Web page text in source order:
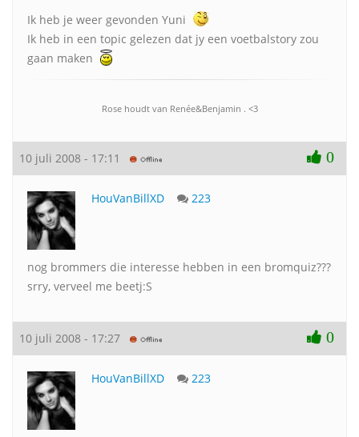
Ik heb je weer gevonden Yuni
Ik heb in een topic gelezen dat jy een voetbalstory zou
gaan maken
Rose houdt van Renée&Benjamin . <3
10 juli 2008 - 17:11 0
HouVanBillXD 223
nog brommers die interesse hebben in een bromquiz???
srry, verveel me beetj:S
10 juli 2008 - 17:27 0
HouVanBillXD 223